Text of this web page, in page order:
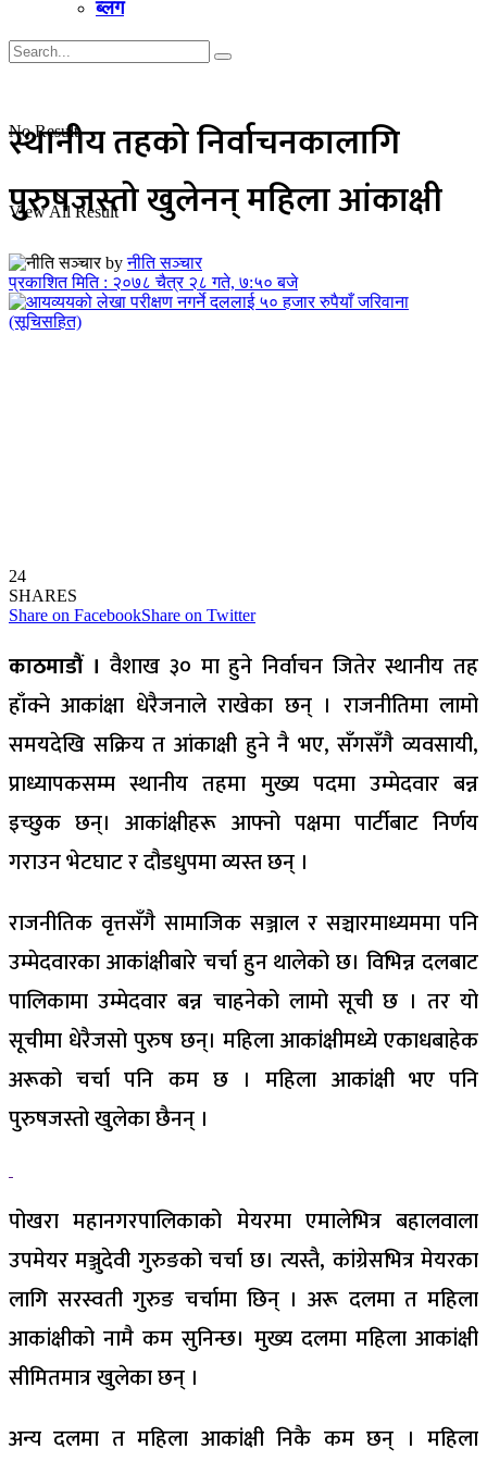
ब्लग
No Result
View All Result
स्थानीय तहको निर्वाचनकालागि
पुरुषजस्तो खुलेनन् महिला आंकाक्षी
by नीति सञ्चार
प्रकाशित मिति : २०७८ चैत्र २८ गते, ७:५० बजे
24
SHARES
Share on FacebookShare on Twitter
काठमाडौं । वैशाख ३० मा हुने निर्वाचन जितेर स्थानीय तह
हाँक्ने आकांक्षा धेरैजनाले राखेका छन् । राजनीतिमा लामो
समयदेखि सक्रिय त आंकाक्षी हुने नै भए, सँगसँगै व्यवसायी,
प्राध्यापकसम्म स्थानीय तहमा मुख्य पदमा उम्मेदवार बन्न
इच्छुक छन्। आकांक्षीहरू आफ्नो पक्षमा पार्टीबाट निर्णय
गराउन भेटघाट र दौडधुपमा व्यस्त छन् ।
राजनीतिक वृत्तसँगै सामाजिक सञ्जाल र सञ्चारमाध्यममा पनि
उम्मेदवारका आकांक्षीबारे चर्चा हुन थालेको छ। विभिन्न दलबाट
पालिकामा उम्मेदवार बन्न चाहनेको लामो सूची छ । तर यो
सूचीमा धेरैजसो पुरुष छन्। महिला आकांक्षीमध्ये एकाधबाहेक
अरूको चर्चा पनि कम छ । महिला आकांक्षी भए पनि
पुरुषजस्तो खुलेका छैनन् ।
पोखरा महानगरपालिकाको मेयरमा एमालेभित्र बहालवाला
उपमेयर मञ्जुदेवी गुरुङको चर्चा छ। त्यस्तै, कांग्रेसभित्र मेयरका
लागि सरस्वती गुरुङ चर्चामा छिन् । अरू दलमा त महिला
आकांक्षीको नामै कम सुनिन्छ। मुख्य दलमा महिला आकांक्षी
सीमितमात्र खुलेका छन् ।
अन्य दलमा त महिला आकांक्षी निकै कम छन् । महिला